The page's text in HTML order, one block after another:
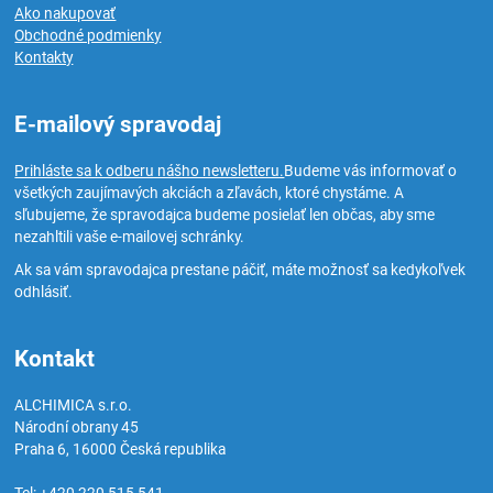
Ako nakupovať
Obchodné podmienky
Kontakty
E-mailový spravodaj
Prihláste sa k odberu nášho newsletteru.Budeme vás informovať o
všetkých zaujímavých akciách a zľavách, ktoré chystáme. A
sľubujeme, že spravodajca budeme posielať len občas, aby sme
nezahltili vaše e-mailovej schránky.
Ak sa vám spravodajca prestane páčiť, máte možnosť sa kedykoľvek
odhlásiť.
Kontakt
ALCHIMICA s.r.o.
Národní obrany 45
Praha 6, 16000Česká republika